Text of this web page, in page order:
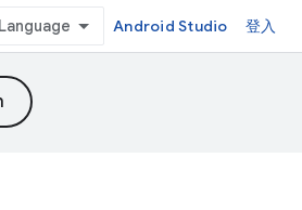
Android Studio 登入